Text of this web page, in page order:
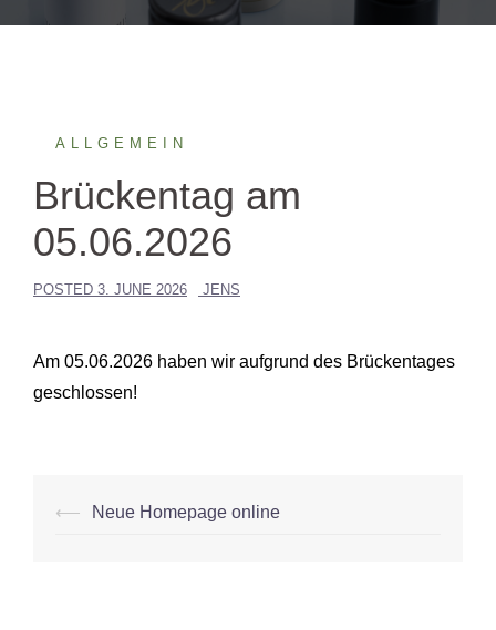
ALLGEMEIN
Brückentag am
05.06.2026
POSTED 3. JUNE 2026 JENS
Am 05.06.2026 haben wir aufgrund des Brückentages
geschlossen!
Post
⟵ Neue Homepage online